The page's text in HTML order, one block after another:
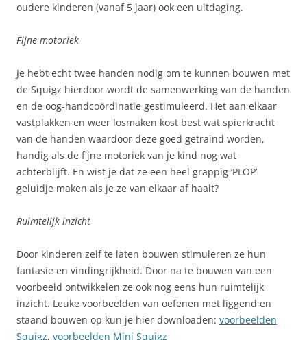
oudere kinderen (vanaf 5 jaar) ook een uitdaging.
Fijne motoriek
Je hebt echt twee handen nodig om te kunnen bouwen met
de Squigz hierdoor wordt de samenwerking van de handen
en de oog-handcoördinatie gestimuleerd. Het aan elkaar
vastplakken en weer losmaken kost best wat spierkracht
van de handen waardoor deze goed getraind worden,
handig als de fijne motoriek van je kind nog wat
achterblijft. En wist je dat ze een heel grappig ‘PLOP’
geluidje maken als je ze van elkaar af haalt?
Ruimtelijk inzicht
Door kinderen zelf te laten bouwen stimuleren ze hun
fantasie en vindingrijkheid. Door na te bouwen van een
voorbeeld ontwikkelen ze ook nog eens hun ruimtelijk
inzicht. Leuke voorbeelden van oefenen met liggend en
staand bouwen op kun je hier downloaden: voorbeelden
Squigz, voorbeelden Mini Squigz